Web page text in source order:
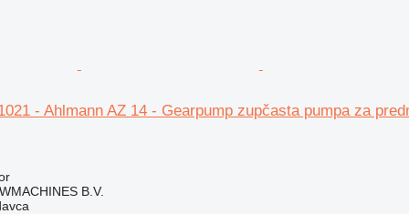
- Ahlmann AZ 14 - Gearpump zupčasta pumpa za
B.V.